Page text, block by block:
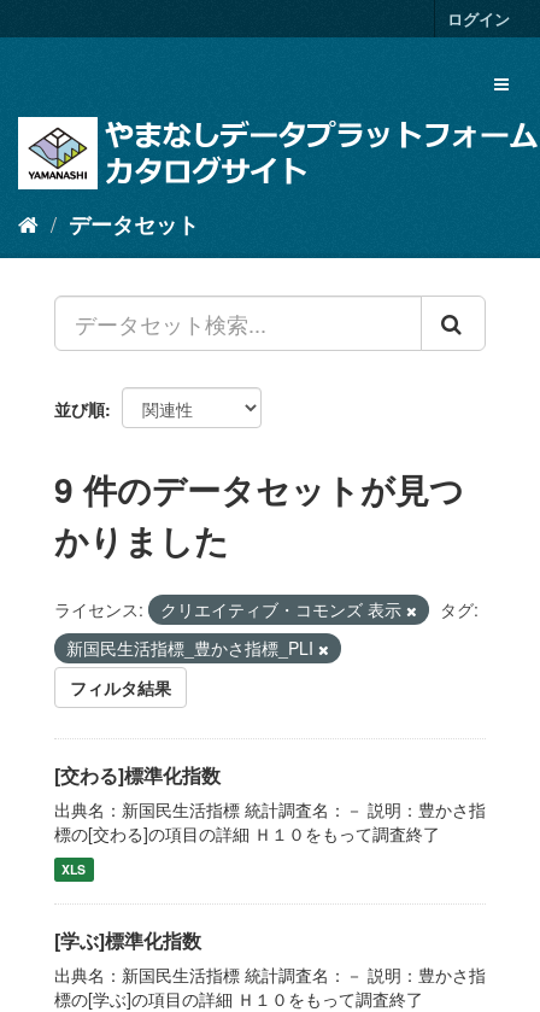
キ
ログイン
データセット
並び順
9 件のデータセットが見つ
かりました
ライセンス: クリエイティブ・コモンズ 表示
タグ:
新国民生活指標_豊かさ指標_PLI
フィルタ結果
[交わる]標準化指数
出典名：新国民生活指標 統計調査名：－ 説明：豊かさ指
標の[交わる]の項目の詳細 Ｈ１０をもって調査終了
XLS
[学ぶ]標準化指数
出典名：新国民生活指標 統計調査名：－ 説明：豊かさ指
標の[学ぶ]の項目の詳細 Ｈ１０をもって調査終了